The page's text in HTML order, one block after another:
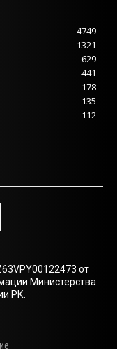
4749
1321
629
441
178
135
112
от
Министерства
РК.